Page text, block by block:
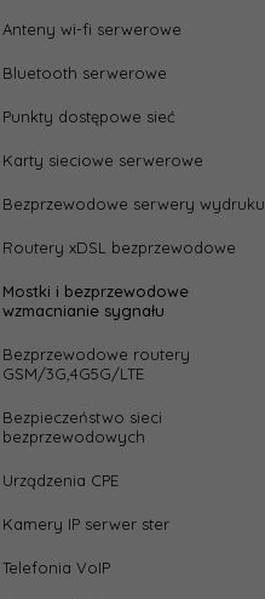
Anteny wi-fi serwerowe
Bluetooth serwerowe
Punkty dostępowe sieć
Karty sieciowe serwerowe
Bezprzewodowe serwery wydruku
Routery xDSL bezprzewodowe
Mostki i bezprzewodowe
wzmacnianie sygnału
Bezprzewodowe routery
GSM/3G,4G5G/LTE
Bezpieczeństwo sieci
bezprzewodowych
Urządzenia CPE
Kamery IP serwer ster
Telefonia VoIP